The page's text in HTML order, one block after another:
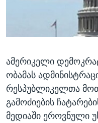
ᲡᲢᲣᲓᲘᲐ ᲕᲐᲨᲘᲜᲒᲢᲝᲜᲘ
ᲯᲐᲜᲛᲠᲗᲔᲚᲝᲑᲐ
ᲘᲜᲢᲔᲠᲕᲘᲣ
ᲙᲣᲚᲢᲣᲠᲐ
ᲒᲐᲚᲘᲚᲔᲝ
ᲓᲔᲖᲘᲜᲤᲝᲠᲛᲐᲪᲘᲐ
Learning English
ენები
ამერიკელი
ობამას
რესპუბლიკელთა
გამოძიების
მედიაში ეროვნული